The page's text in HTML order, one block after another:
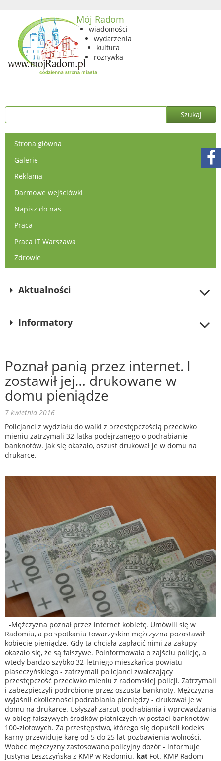
Mój Radom
wiadomości
wydarzenia
kultura
rozrywka
Strona główna
Galerie
Reklama
Darmowe wejściówki
Napisz do nas
Praca
Praca IT Warszawa
Zdrowie
Aktualności
Informatory
Poznał panią przez internet. I
zostawił jej… drukowane w
domu pieniądze
7 kwietnia 2016
Policjanci z wydziału do walki z przestępczością przeciwko
mieniu zatrzymali 32-latka podejrzanego o podrabianie
banknotów. Jak się okazało, oszust drukował je w domu na
drukarce.
-Mężczyzna poznał przez internet kobietę. Umówili się w
Radomiu, a po spotkaniu towarzyskim mężczyzna pozostawił
kobiecie pieniądze. Gdy ta chciała zapłacić nimi za zakupy
okazało się, że są fałszywe. Poinformowała o zajściu policję, a
wtedy bardzo szybko 32-letniego mieszkańca powiatu
piaseczyńskiego - zatrzymali policjanci zwalczający
przestępczość przeciwko mieniu z radomskiej policji. Zatrzymali
i zabezpieczyli podrobione przez oszusta banknoty. Mężczyzna
wyjaśnił okoliczności podrabiania pieniędzy - drukował je w
domu na drukarce. Usłyszał zarzut podrabiania i wprowadzania
w obieg fałszywych środków płatniczych w postaci banknotów
100-złotowych. Za przestępstwo, którego się dopuścił kodeks
karny przewiduje karę od 5 do 25 lat pozbawienia wolności.
Wobec mężczyzny zastosowano policyjny dozór - informuje
Justyna Leszczyńska z KMP w Radomiu. kat Fot. KMP Radom